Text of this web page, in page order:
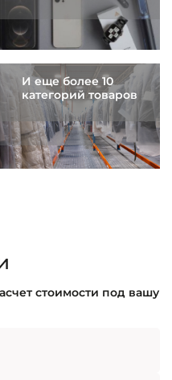
И еще более 10
категорий товаров
стоимости под вашу